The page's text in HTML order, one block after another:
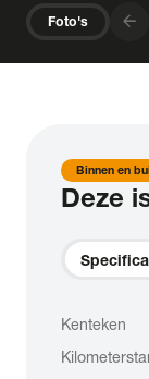
Foto's arrow_forward
Binnen en
Deze
Kenteken